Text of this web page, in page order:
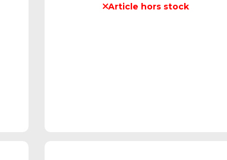
Article hors stock